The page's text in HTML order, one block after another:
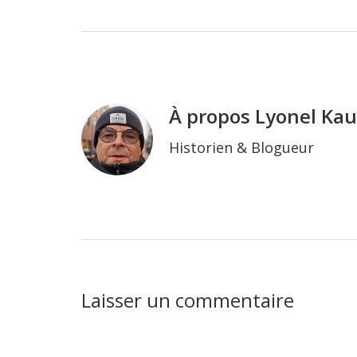
À propos Lyonel
Historien & Blogueur
Interactions
Laisser un commentaire